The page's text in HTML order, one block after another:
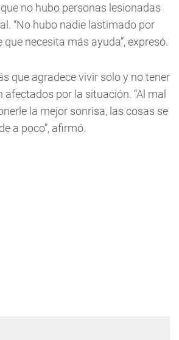
no hubo personas lesionadas
“No hubo nadie lastimado por
necesita más ayuda”, expresó.
que agradece vivir solo y no tener
afectados por la situación. “Al mal
la mejor sonrisa, las cosas se
a poco”, afirmó.